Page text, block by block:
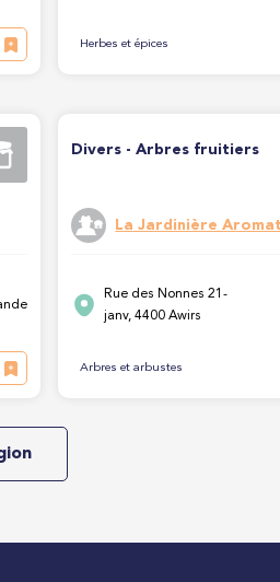
Herbes et épices
Divers - Arbres fruitiers
La Jardinière
Rue des Nonnes 21-
janv, 4400 Awirs
Arbres et arbustes